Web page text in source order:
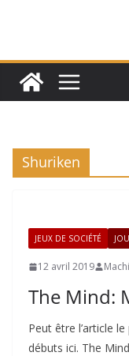
Shuriken
JEUX DE SOCIÉTÉ
12 avril 2019
The Mind:
Peut être l’article
débuts ici. The